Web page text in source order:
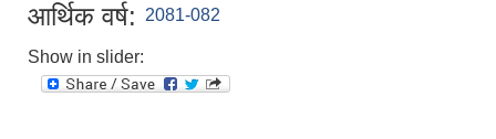
आर्थिक वर्ष: 2081-082
Show in slider: